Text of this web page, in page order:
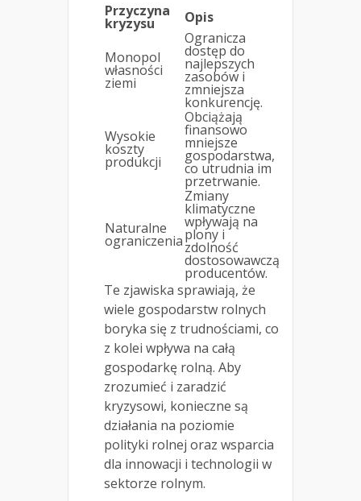
Przyczyna
kryzysu Opis
Monopol
własności
ziemi
Ogranicza
dostęp do
najlepszych
zasobów i
zmniejsza
konkurencję.
Wysokie
koszty
produkcji
Obciążają
finansowo
mniejsze
gospodarstwa,
co utrudnia im
przetrwanie.
Naturalne
ograniczenia
Zmiany
klimatyczne
wpływają na
plony i
zdolność
dostosowawczą
producentów.
Te zjawiska sprawiają, że
wiele gospodarstw rolnych
boryka się z trudnościami, co
z kolei wpływa na całą
gospodarkę rolną. Aby
zrozumieć i zaradzić
kryzysowi, konieczne są
działania na poziomie
polityki rolnej oraz wsparcia
dla innowacji i technologii w
sektorze rolnym.